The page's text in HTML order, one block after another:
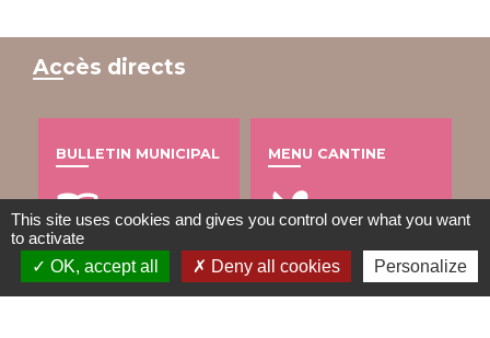
Accès directs
BULLETIN MUNICIPAL
import_contacts
MENU CANTINE
local_dining
This site uses cookies and gives you control over what you want
to activate
OK, accept all
Deny all cookies Personalize